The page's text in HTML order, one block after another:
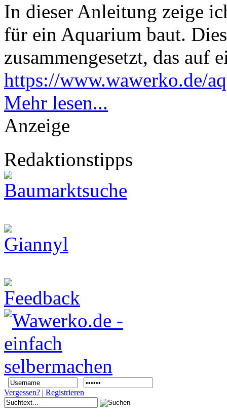
In dieser Anleitung zeige
für ein Aquarium baut.
zusammengesetzt, das auf
https://www.wawerko.de/
Mehr lesen...
Anzeige
Redaktionstipps
Vergessen? | Registrieren